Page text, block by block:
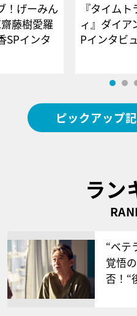
！げーみん
藤樹愛羅
SPインタ
『タイム
ィ』ダイア
Pイン
ピックアップ
ラン
“ベテ
覚悟
否！“